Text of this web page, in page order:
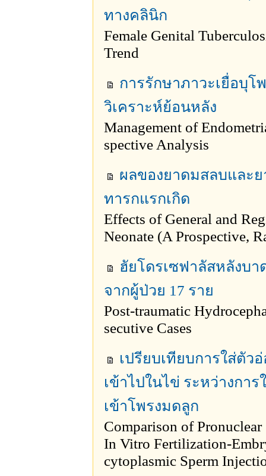
ทางคลินิก
Female Genital
Trend
การรักษาภาวะเยื่อบุโ
วิเคราะห์ย้อนหลัง
Management of
spective Analysis
ผลของยาดมสลบและ
ทารกแรกเกิด
Effects of General and
Neonate (A Prospective,
ฮัยโดรเซฟาลัสหลังบ
จากผู้ป่วย 17 ราย
Post-traumatic
secutive Cases
เปรียบเทียบการใส่ตัว
เข้าไปในไข่ ระหว่างกา
เข้าโพรงมดลูก
Comparison of
In Vitro Fertilization-
cytoplasmic Sperm